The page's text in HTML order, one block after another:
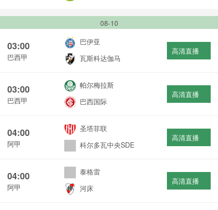
08-10
03:00
巴西甲
巴伊亚
瓦斯科达伽马
高清直播
03:00
巴西甲
帕尔梅拉斯
巴西国际
高清直播
04:00
阿甲
圣塔菲联
科尔多瓦中央SDE
高清直播
04:00
阿甲
泰格雷
河床
高清直播